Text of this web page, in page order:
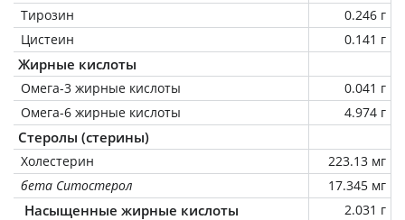
Тирозин
0.246 г
Цистеин
0.141 г
Жирные кислоты
Омега-3 жирные кислоты
0.041 г
Омега-6 жирные кислоты
4.974 г
Стеролы (стерины)
Холестерин
223.13 мг
бета Ситостерол
17.345 мг
Насыщенные жирные кислоты
2.031 г